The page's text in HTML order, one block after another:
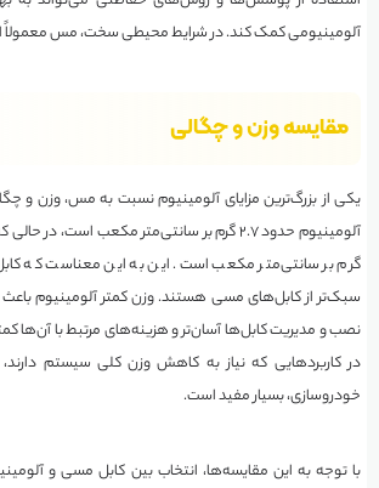
آلومینیومی کمک کند. در شرایط محیطی سخت، مس معمولاً
مقایسه وزن و چگالی
یکی از بزرگ‌ترین مزایای آلومینیوم نسبت به مس، وزن و
گرم بر سانتی‌متر مکعب است. این به این معناست که
سبک‌تر از کابل‌های مسی هستند. وزن کمتر آلومینیوم
نصب و مدیریت کابل‌ها آسان‌تر و هزینه‌های مرتبط با آن‌ها
در کاربردهایی که نیاز به کاهش وزن کلی سیستم
خودروسازی، بسیار مفید است.
با توجه به این مقایسه‌ها، انتخاب بین کابل مسی و